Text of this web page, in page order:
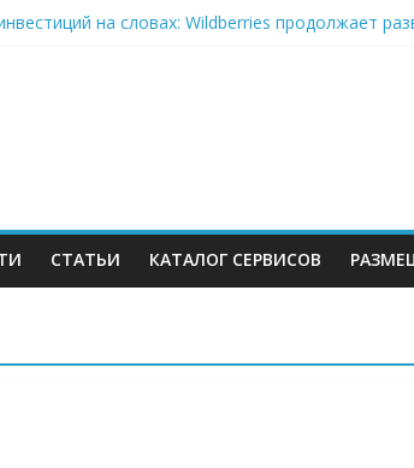
на словах: Wildberries продолжает
СТАТЬИ КАТАЛОГ СЕРВИСОВ